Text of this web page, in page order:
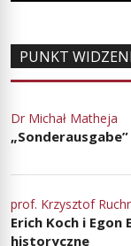
PUNKT
Dr Michał Matheja
„Sonderausgabe”
prof. Krzysztof
Erich Koch i
historyczne